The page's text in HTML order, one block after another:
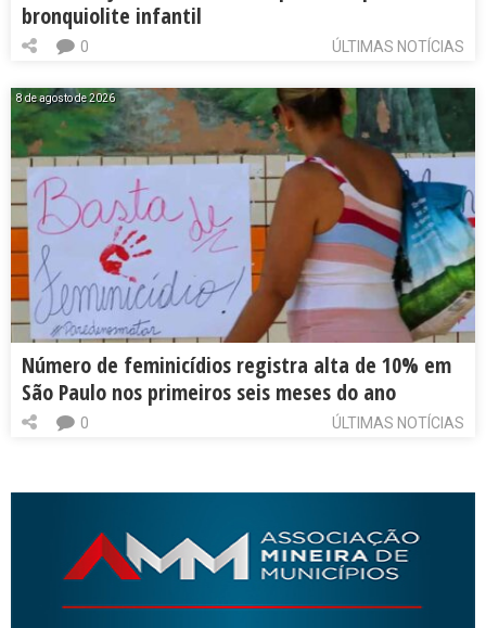
bronquiolite infantil
ÚLTIMAS NOTÍCIAS
0
8 de agosto de 2026
Número de feminicídios registra alta de 10% em
São Paulo nos primeiros seis meses do ano
ÚLTIMAS NOTÍCIAS
0